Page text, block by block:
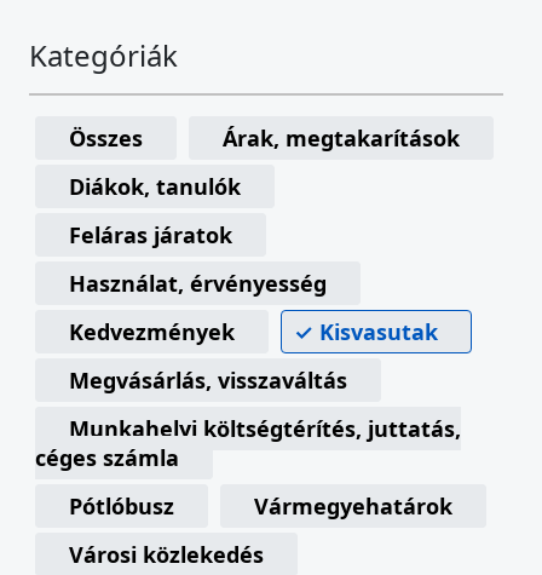
Kategóriák
Összes
Árak, megtakarítások
Diákok, tanulók
Feláras járatok
Használat, érvényesség
Kedvezmények
Kisvasutak
Megvásárlás, visszaváltás
Munkahelyi költségtérítés, juttatás,
céges számla
Pótlóbusz
Vármegyehatárok
Városi közlekedés